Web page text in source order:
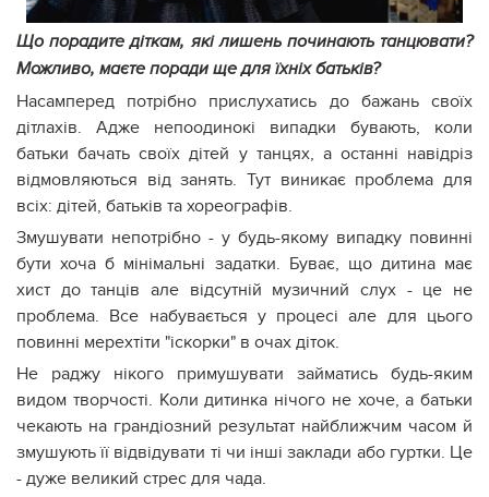
Що порадите діткам, які лишень починають танцювати?
Можливо, маєте поради ще для їхніх батьків?
Насамперед потрібно прислухатись до бажань своїх
дітлахів. Адже непоодинокі випадки бувають, коли
батьки бачать своїх дітей у танцях, а останні навідріз
відмовляються від занять. Тут виникає проблема для
всіх: дітей, батьків та хореографів.
Змушувати непотрібно - у будь-якому випадку повинні
бути хоча б мінімальні задатки. Буває, що дитина має
хист до танців але відсутній музичний слух - це не
проблема. Все набувається у процесі але для цього
повинні мерехтіти "іскорки" в очах діток.
Не раджу нікого примушувати займатись будь-яким
видом творчості. Коли дитинка нічого не хоче, а батьки
чекають на грандіозний результат найближчим часом й
змушують її відвідувати ті чи інші заклади або гуртки. Це
- дуже великий стрес для чада.